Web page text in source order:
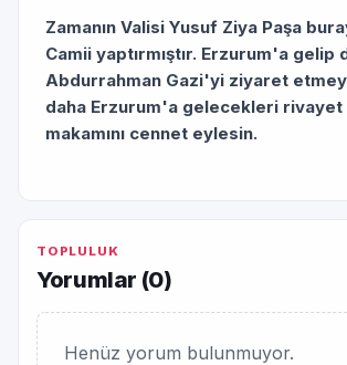
Zamanın Valisi Yusuf Ziya Paşa
Camii yaptırmıştır. Erzurum'a gelip
Abdurrahman Gazi'yi ziyaret
daha Erzurum'a gelecekleri rivayet
makamını cennet eylesin.
TOPLULUK
Yorumlar (0)
Henüz yorum bulunmuyor.